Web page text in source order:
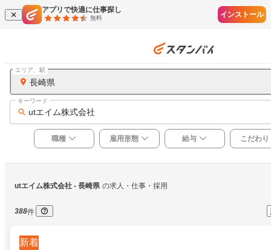
アプリで快適に仕事探し
無料 インストール
長崎県
エリア、駅
utエイム株式会社
キーワード
職種 雇用形態 給与 こだわり
utエイム株式会社 - 長崎県 の求人・仕事・採用
388件
新着